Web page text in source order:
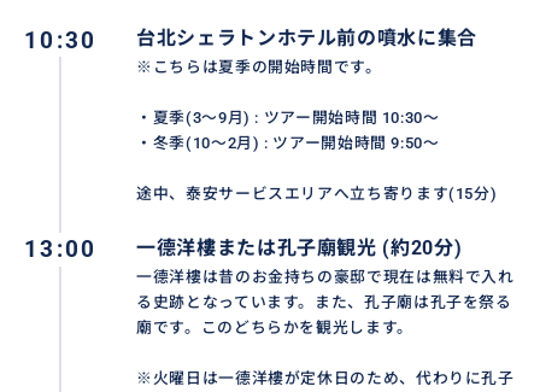
10:30 台北シェラトンホテル前の噴水に集合
※こちらは夏季の開始時間です。
・夏季(3～9月) : ツアー開始時間 10:30～
・冬季(10～2月) : ツアー開始時間 9:50～
途中、泰安サービスエリアへ立ち寄ります(15分)
13:00 一德洋樓または孔子廟観光 (約20分)
一德洋樓は昔のお金持ちの豪邸で現在は無料で入れ
る史跡となっています。また、孔子廟は孔子を祭る
廟です。このどちらかを観光します。
※火曜日は一德洋樓が定休日のため、代わりに孔子